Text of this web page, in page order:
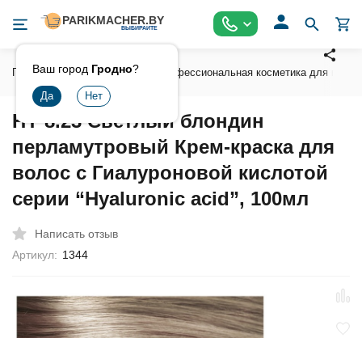
Ваш город Гродно?
Главная Косметика Профессиональная косметика для волос
HY 8.23 Светлый блондин
перламутровый Крем-краска для
волос с Гиалуроновой кислотой
серии “Hyaluronic acid”, 100мл
Написать отзыв
Артикул: 1344